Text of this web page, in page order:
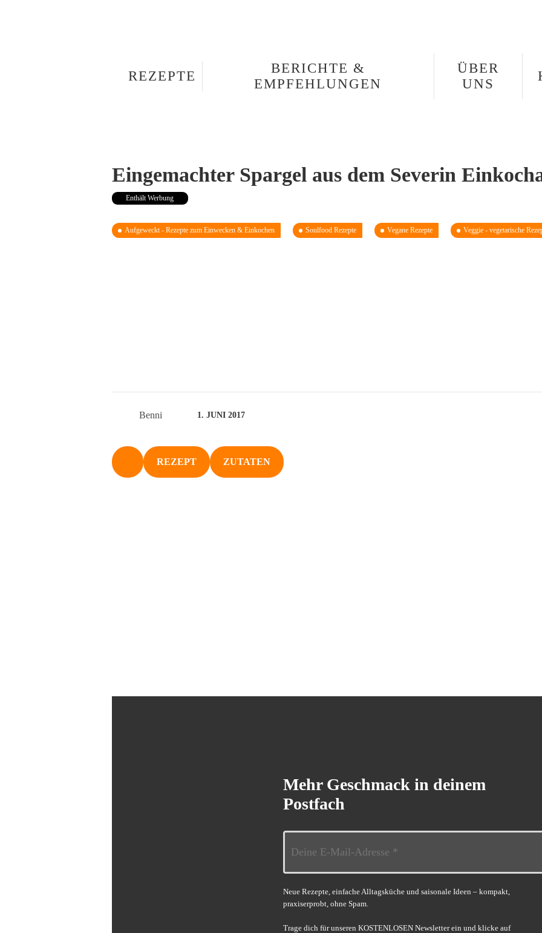
REZEPTE
BERICHTE &
EMPFEHLUNGEN
ÜBER
UNS
Eingemachter Spargel aus dem Severin
Enthält Werbung
Aufgeweckt - Rezepte zum Einwecken & Einkochen Soulfood Rezepte Vegane Rezepte Veggie - vegetarische
Benni 1. JUNI 2017
NACH OBEN
REZEPT ZUTATEN
Mehr Geschmack in deinem
Postfach
Neue Rezepte, einfache Alltagsküche und saisonale Ideen – kompakt,
praxiserprobt, ohne Spam.
Trage dich für unseren KOSTENLOSEN Newsletter ein und klicke auf